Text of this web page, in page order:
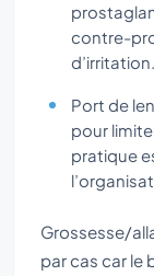
contre-
d’irritation.
Port de
pour
pratique
Grossesse/
par cas car le